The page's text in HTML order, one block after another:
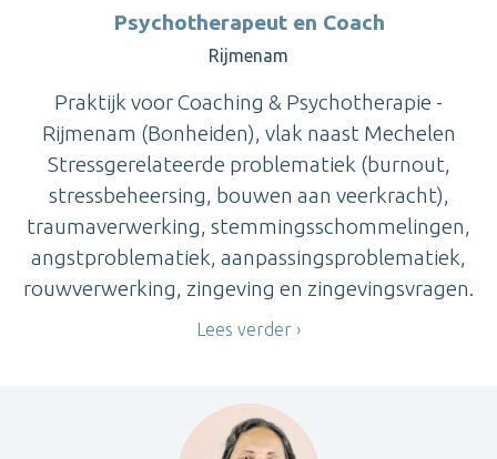
Psychotherapeut en Coach
Rijmenam
Praktijk voor Coaching & Psychotherapie -
Rijmenam (Bonheiden), vlak naast Mechelen
Stressgerelateerde problematiek (burnout,
stressbeheersing, bouwen aan veerkracht),
traumaverwerking, stemmingsschommelingen,
angstproblematiek, aanpassingsproblematiek,
rouwverwerking, zingeving en zingevingsvragen.
Lees verder